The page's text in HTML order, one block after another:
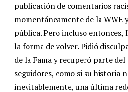
publicación de comentarios
momentáneamente de la WWE
pública. Pero incluso
la forma de volver. Pidió
de la Fama y recuperó parte del
seguidores, como si su historia
inevitablemente, una última